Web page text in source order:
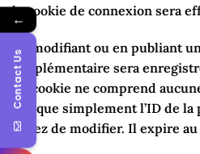
le cookie de connexion sera
En modifiant ou en publiant
supplémentaire sera
Ce cookie ne comprend
indique simplement l’ID de la
venez de modifier. Il expire au
←
Contact Us